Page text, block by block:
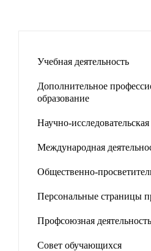
Учебная деятельность
Дополнительное
образование
Научно-исследовательская
Международная
Общественно-
Персональные страницы
Профсоюзная деятельность
Совет обучающихся